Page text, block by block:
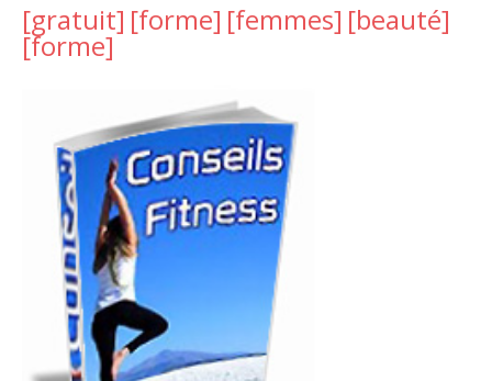
[gratuit] [forme] [femmes] [beauté]
[forme]